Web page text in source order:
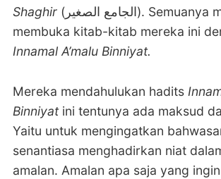
Shaghir(الجامع الصغير). Semuanya mereka
membuka kitab-kitab mereka ini
Innamal A’malu Binniyat.
Mereka mendahulukan hadits
Binniyat ini tentunya ada maksud
Yaitu untuk mengingatkan
senantiasa menghadirkan niat
amalan. Amalan apa saja yang